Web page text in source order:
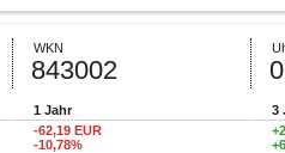
WKN
843002
1 Jahr
3
-62,19 EUR
-10,78%